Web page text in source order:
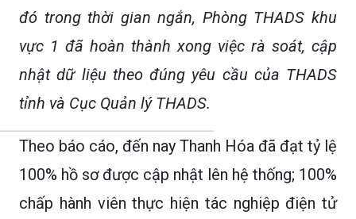
đó trong thời gian ngắn, Phòng THADS khu
vực 1 đã hoàn thành xong việc rà soát, cập
nhật dữ liệu theo đúng yêu cầu của THADS
tỉnh và Cục Quản lý THADS.
Theo báo cáo, đến nay Thanh Hóa đã đạt tỷ lệ
100% hồ sơ được cập nhật lên hệ thống; 100%
chấp hành viên thực hiện tác nghiệp điện tử